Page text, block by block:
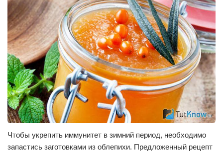
Чтобы укрепить иммунитет в зимний период, необходимо
запастись заготовками из облепихи. Предложенный рецепт